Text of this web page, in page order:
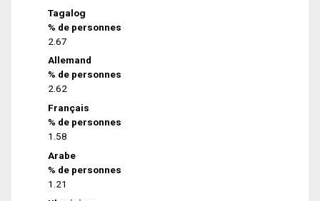
Tagalog
% de personnes
2.67
Allemand
% de personnes
2.62
Français
% de personnes
1.58
Arabe
% de personnes
1.21